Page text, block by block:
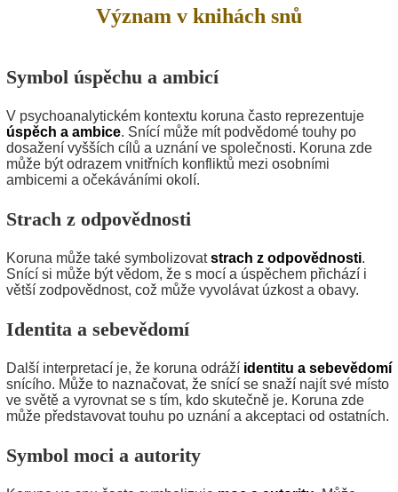
Význam v knihách snů
Symbol úspěchu a ambicí
V psychoanalytickém kontextu koruna často reprezentuje
úspěch a ambice. Snící může mít podvědomé touhy po
dosažení vyšších cílů a uznání ve společnosti. Koruna zde
může být odrazem vnitřních konfliktů mezi osobními
ambicemi a očekáváními okolí.
Strach z odpovědnosti
Koruna může také symbolizovatstrach z odpovědnosti.
Snící si může být vědom, že s mocí a úspěchem přichází i
větší zodpovědnost, což může vyvolávat úzkost a obavy.
Identita a sebevědomí
Další interpretací je, že koruna odráží identitu a sebevědomí
snícího. Může to naznačovat, že snící se snaží najít své místo
ve světě a vyrovnat se s tím, kdo skutečně je. Koruna zde
může představovat touhu po uznání a akceptaci od ostatních.
Symbol moci a autority